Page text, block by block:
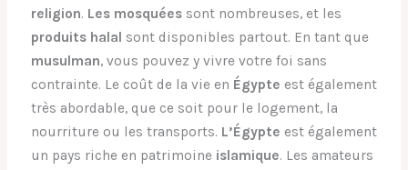
religion. Les mosquéessont nombreuses, et les
produits halal sont disponibles partout. En tant que
musulman, vous pouvez y vivre votre foi sans
contrainte. Le coût de la vie en Égypte est également
très abordable, que ce soit pour le logement, la
nourriture ou les transports. L’Égypte est également
un pays riche en patrimoine islamique. Les amateurs